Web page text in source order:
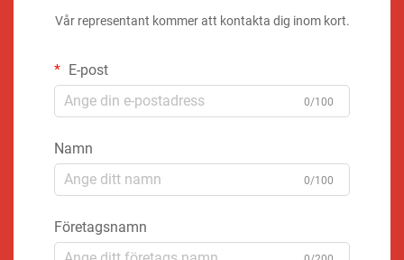
Vår representant kommer att kontakta dig inom kort.
E-post
0/100
Namn
0/100
Företagsnamn